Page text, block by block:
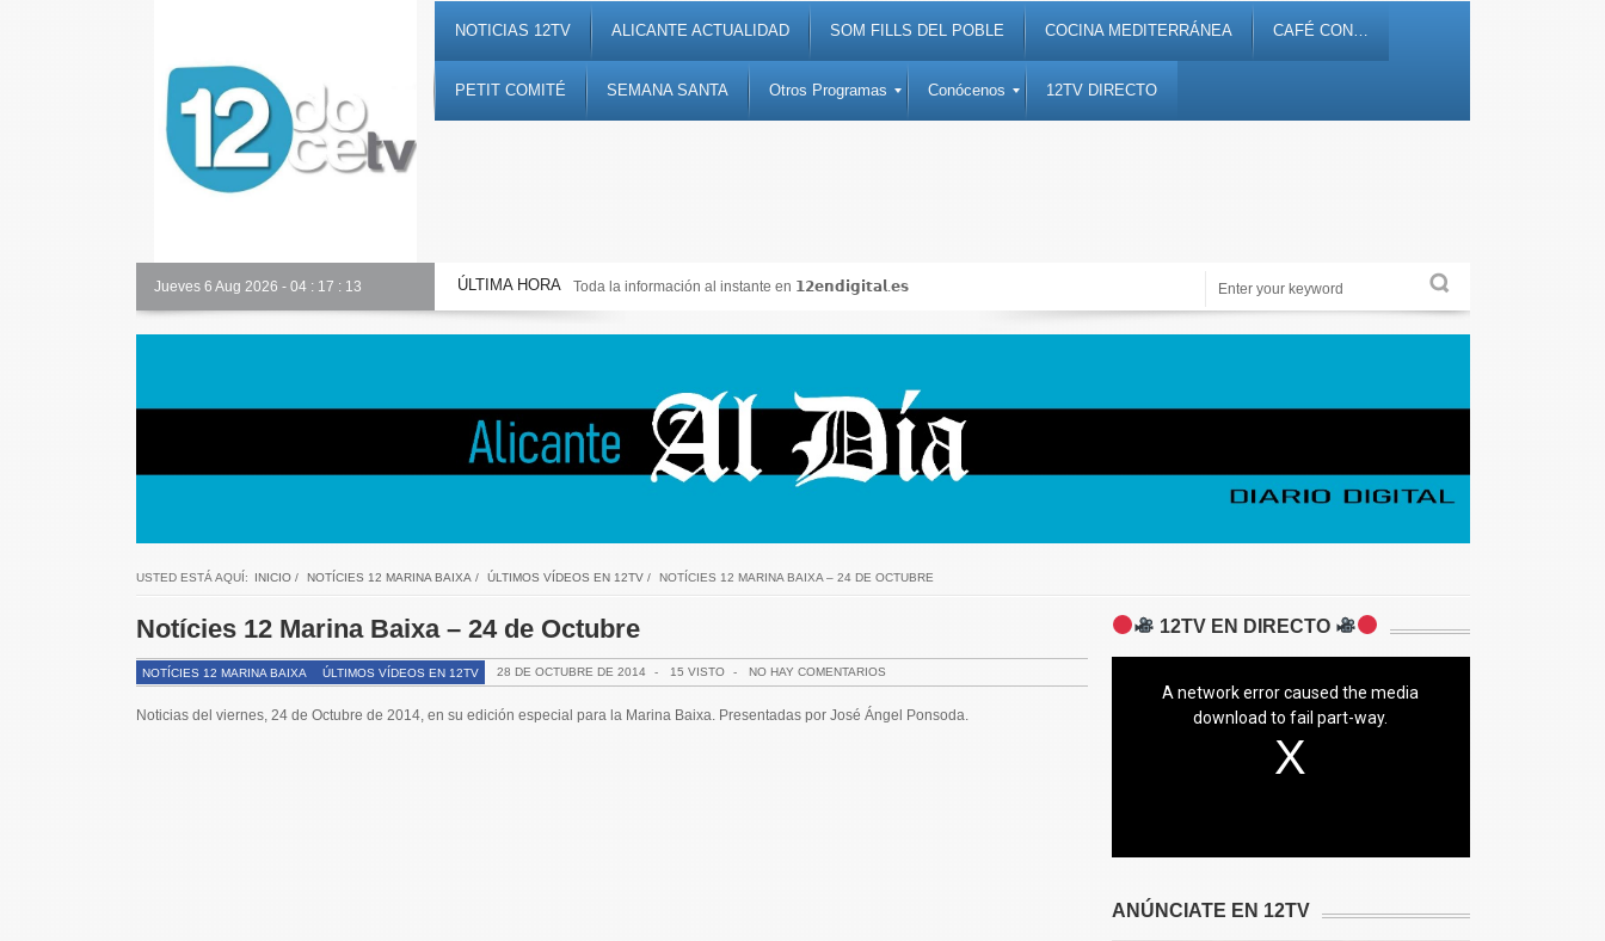
NOTICIAS 12TV ALICANTE ACTUALIDAD SOM FILLS DEL POBLE COCINA MEDITERRÁNEA CAFÉ CON…
PETIT COMITÉ SEMANA SANTA Otros Programas Conócenos 12TV DIRECTO
Jueves 6 Aug 2026 - 04 : 17 : 14 ÚLTIMA HORA
Alicante Actualidad Toda la información al instante en 𝟭𝟮𝗲𝗻𝗱𝗶𝗴𝗶𝘁𝗮𝗹.𝗲𝘀 Noticias, debates, fiestas, cultura, ocio y entretenimiento
USTED ESTÁ AQUÍ: INICIO/ NOTÍCIES 12 MARINA BAIXA / ÚLTIMOS VÍDEOS EN 12TV/ NOTÍCIES 12 MARINA BAIXA – 24 DE OCTUBRE
Notícies 12 Marina Baixa – 24 de Octubre
NOTÍCIES 12 MARINA BAIXA ÚLTIMOS VÍDEOS EN 12TV 28 DE OCTUBRE DE 2014 - 15 VISTO - NO HAY COMENTARIOS
Noticias del viernes, 24 de Octubre de 2014, en su edición especial para la Marina Baixa. Presentadas por José Ángel Ponsoda.
12TV EN DIRECTO
A network error caused the media
download to fail part-way.
ANÚNCIATE EN 12TV